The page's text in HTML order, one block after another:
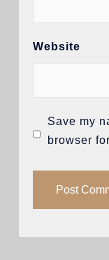
Website
Save my
browser